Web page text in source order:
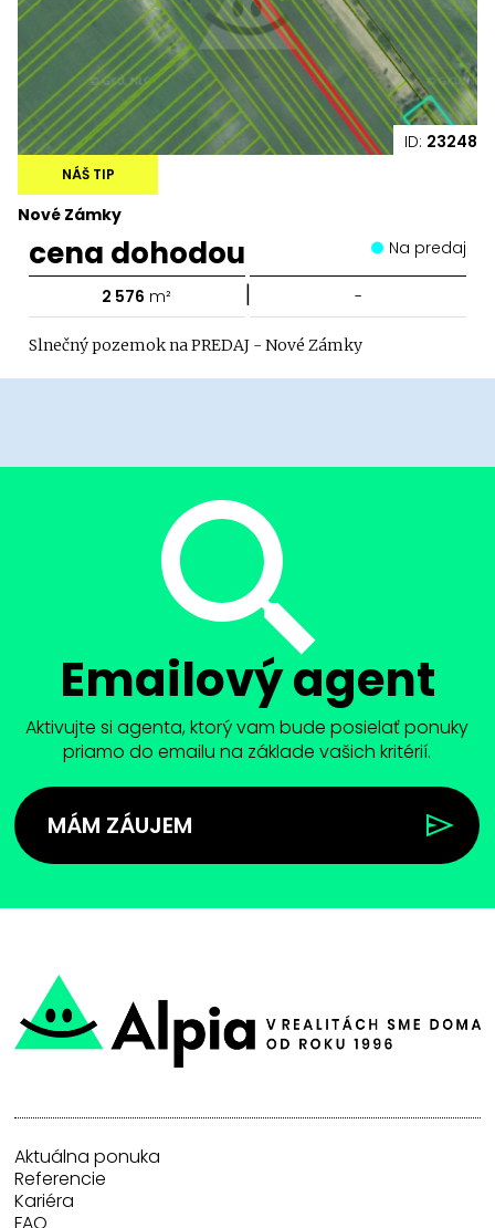
ID: 23248
Nové Zámky
NÁŠ TIP
cena dohodou Na predaj
2 576 m² | -
Slnečný pozemok na PREDAJ - Nové Zámky
Emailový agent
Aktivujte si agenta, ktorý vam bude posielať ponuky
priamo do emailu na základe vašich kritérií.
MÁM ZÁUJEM
Aktuálna ponuka
Referencie
Kariéra